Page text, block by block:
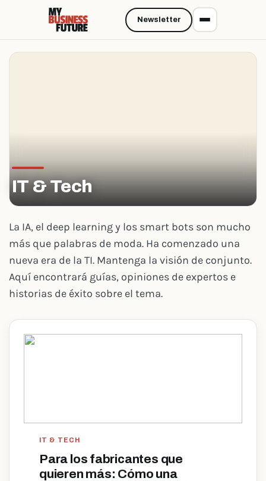
IT & Tech
La IA, el deep learning y los smart bots son mucho
más que palabras de moda. Ha comenzado una
nueva era de la TI. Mantenga la visión de conjunto.
Aquí encontrará guías, opiniones de expertos e
historias de éxito sobre el tema.
IT & TECH
Para los fabricantes que
quieren más: Cómo una
Newsletter